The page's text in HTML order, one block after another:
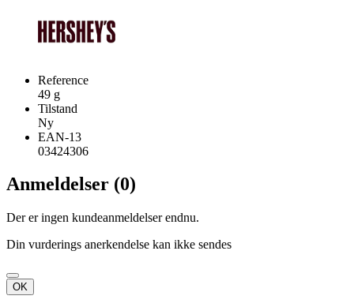
Reference
49 g
Tilstand
Ny
EAN-13
03424306
Anmeldelser (0)
Der er ingen kundeanmeldelser endnu.
Din vurderings anerkendelse kan ikke sendes
OK